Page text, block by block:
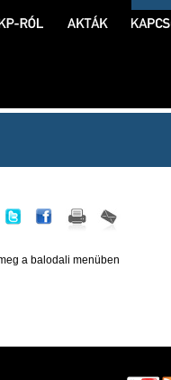
a balodali menüben